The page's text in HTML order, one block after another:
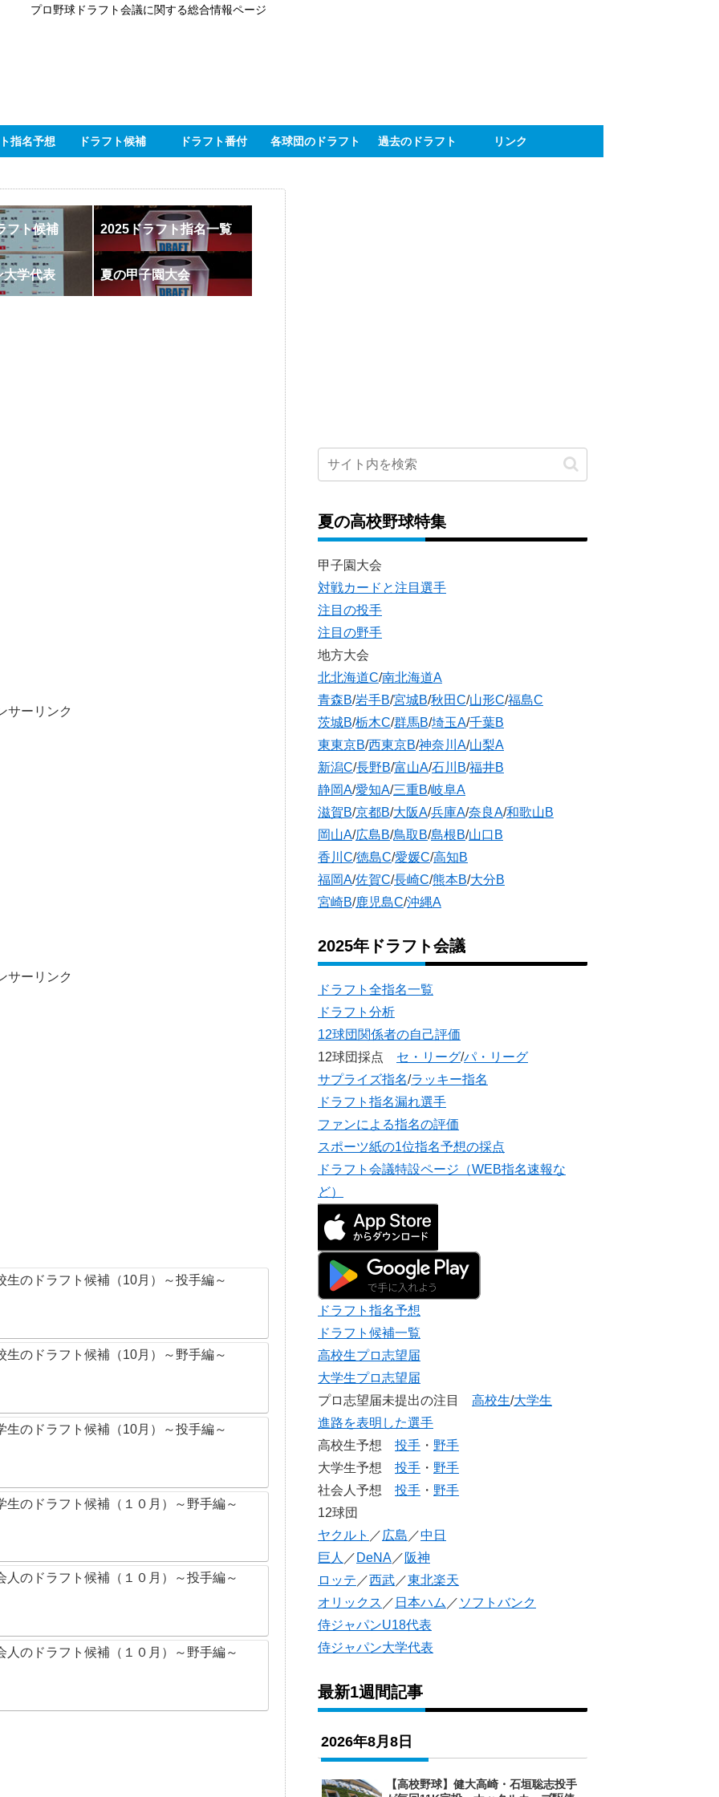
プロ野球ドラフト会議に関する総合情報ページ
指名予想 ドラフト候補 ドラフト番付 各球団のドラフト 過去のドラフト リンク
フト候補 2025ドラフト指名一覧
大学代表 夏の甲子園大会
サーリンク
サーリンク
生のドラフト候補（10月）～投手編～
生のドラフト候補（10月）～野手編～
生のドラフト候補（10月）～投手編～
生のドラフト候補（１０月）～野手編～
人のドラフト候補（１０月）～投手編～
人のドラフト候補（１０月）～野手編～
夏の高校野球特集
甲子園大会
対戦カードと注目選手
注目の投手
注目の野手
地方大会
北北海道C/南北海道A
青森B/岩手B/宮城B/秋田C/山形C/福島C
茨城B/栃木C/群馬B/埼玉A/千葉B
東東京B/西東京B/神奈川A/山梨A
新潟C/長野B/富山A/石川B/福井B
静岡A/愛知A/三重B/岐阜A
滋賀B/京都B/大阪A/兵庫A/奈良A/和歌山B
岡山A/広島B/鳥取B/島根B/山口B
香川C/徳島C/愛媛C/高知B
福岡A/佐賀C/長崎C/熊本B/大分B
宮崎B/鹿児島C/沖縄A
2025年ドラフト会議
ドラフト全指名一覧
ドラフト分析
12球団関係者の自己評価
12球団採点 セ・リーグ/パ・リーグ
サプライズ指名/ラッキー指名
ドラフト指名漏れ選手
ファンによる指名の評価
スポーツ紙の1位指名予想の採点
ドラフト会議特設ページ（WEB指名速報な
ど）
ドラフト指名予想
ドラフト候補一覧
高校生プロ志望届
大学生プロ志望届
プロ志望届未提出の注目 高校生/大学生
進路を表明した選手
高校生予想 投手 ・ 野手
大学生予想 投手 ・ 野手
社会人予想 投手 ・ 野手
12球団
ヤクルト ／ 広島 ／中日
巨人 ／ DeNA ／ 阪神
ロッテ ／西武 ／東北楽天
オリックス ／ 日本ハム ／ ソフトバンク
侍ジャパンU18代表
侍ジャパン大学代表
最新1週間記事
2026年8月8日
【高校野球】健大高崎・石垣聡志投手